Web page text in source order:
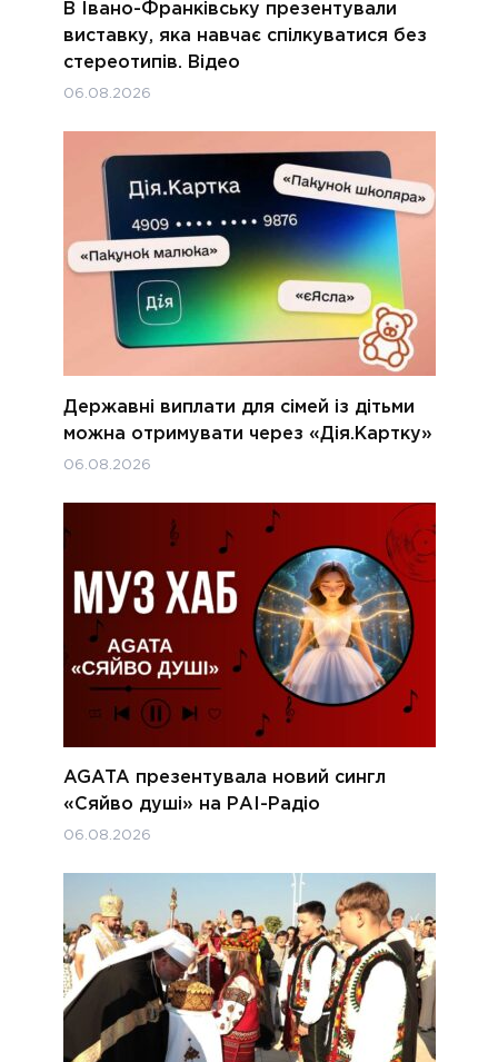
В Івано-Франківську презентували
виставку, яка навчає спілкуватися без
стереотипів. Відео
06.08.2026
Державні виплати для сімей із дітьми
можна отримувати через «Дія.Картку»
06.08.2026
AGATA презентувала новий сингл
«Сяйво душі» на РАІ-Радіо
06.08.2026